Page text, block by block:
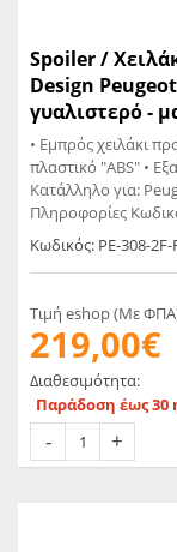
Spoiler /
Design
γυαλιστερό -
FD2G)
• Εμπρός χειλάκι
πλαστικό "ABS" •
Κατάλληλο για: Peugeot 308 Mk2 Facelift 2017 -Ενδεικτικές
Πληροφορίες
Look Το γράμμα G
Matt
Κωδικός: PE-308-
Τιμή eshop (Με
219,00€
Διαθεσιμότητα:
Παράδοση έως 30